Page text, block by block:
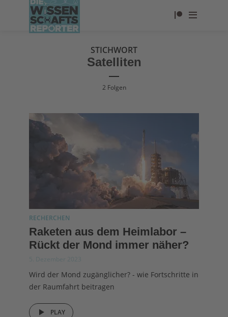
STICHWORT
Satelliten
2 Folgen
RECHERCHEN
Raketen aus dem Heimlabor –
Rückt der Mond immer näher?
5. Dezember 2023
Wird der Mond zugänglicher? - wie Fortschritte in
der Raumfahrt beitragen
PLAY